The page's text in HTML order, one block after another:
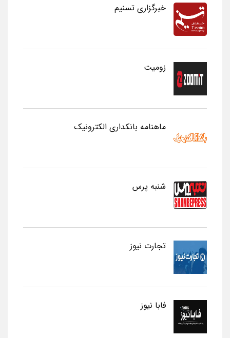
خبرگزاری تسنیم
زومیت
ماهنامه بانکداری الکترونیک
شنبه پرس
تجارت نیوز
فابا نیوز